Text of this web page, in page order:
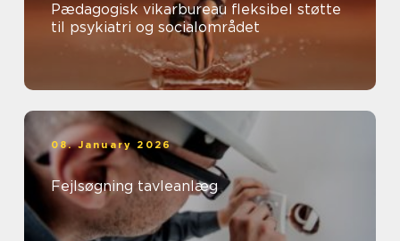
Pædagogisk vikarbureau fleksibel støtte
til psykiatri og socialområdet
08. January 2026
Fejlsøgning tavleanlæg